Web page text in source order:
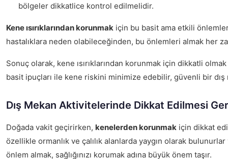
bölgeler dikkatlice kontrol edilmelidir.
Kene ısırıklarından korunmak için bu basit ama etkili önlemler,
hastalıklara neden olabileceğinden, bu önlemleri almak her
Sonuç olarak, kene ısırıklarından korunmak için dikkatli
basit ipuçları ile kene riskini minimize edebilir, güvenli bir
Dış Mekan Aktivitelerinde Dikkat Edilmesi
Doğada vakit geçirirken, kenelerden korunmak için dikkat
özellikle ormanlık ve çalılık alanlarda yaygın olarak
önlem almak, sağlığınızı korumak adına büyük önem taşır.